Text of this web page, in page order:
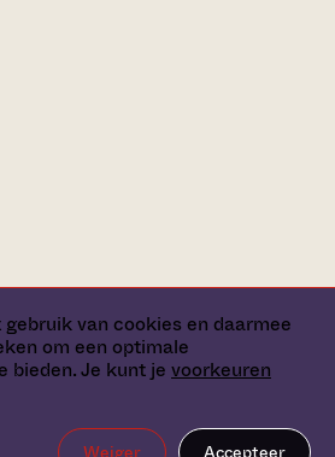
van cookies en daarmee
om een optimale
bieden. Je kunt je voorkeuren
Weiger Accepteer